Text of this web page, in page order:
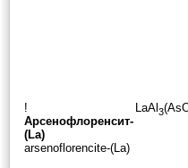
!
Арсенофлоренсит-
(La)
arsenoflorencite-(La)
LaAl 3